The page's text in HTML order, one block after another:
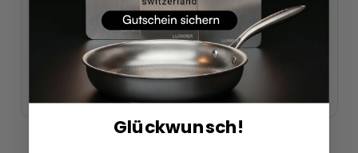
Lurosa Pfannen
erreichen ihre
Betriebstemperatur
deutlich schneller als
herkömmliche Pfannen.
Mittlere Hitze bei
Lurosa entspricht
mittlerer bis hoher
Hitze bei gewöhnlichen
Pfannen.
Glückwunsch!